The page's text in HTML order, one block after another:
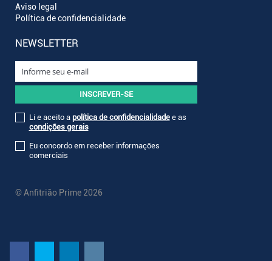
Aviso legal
Política de confidencialidade
NEWSLETTER
Li e aceito a política de confidencialidadee as
condições gerais
Eu concordo em receber informações
comerciais
© Anfitrião Prime 2026